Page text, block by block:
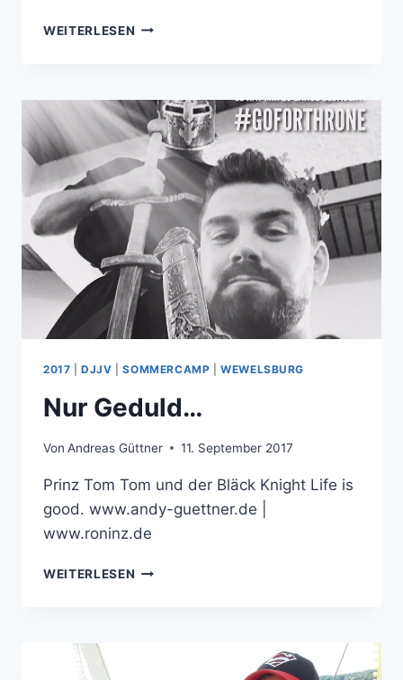
WEITERLESEN SINAWALI
2017 |DJJV |SOMMERCAMP |WEWELSBURG
Nur Geduld…
Von Andreas Güttner 11. September 2017
Prinz Tom Tom und der Bläck Knight Life is
good. www.andy-guettner.de |
www.roninz.de
WEITERLESEN NUR